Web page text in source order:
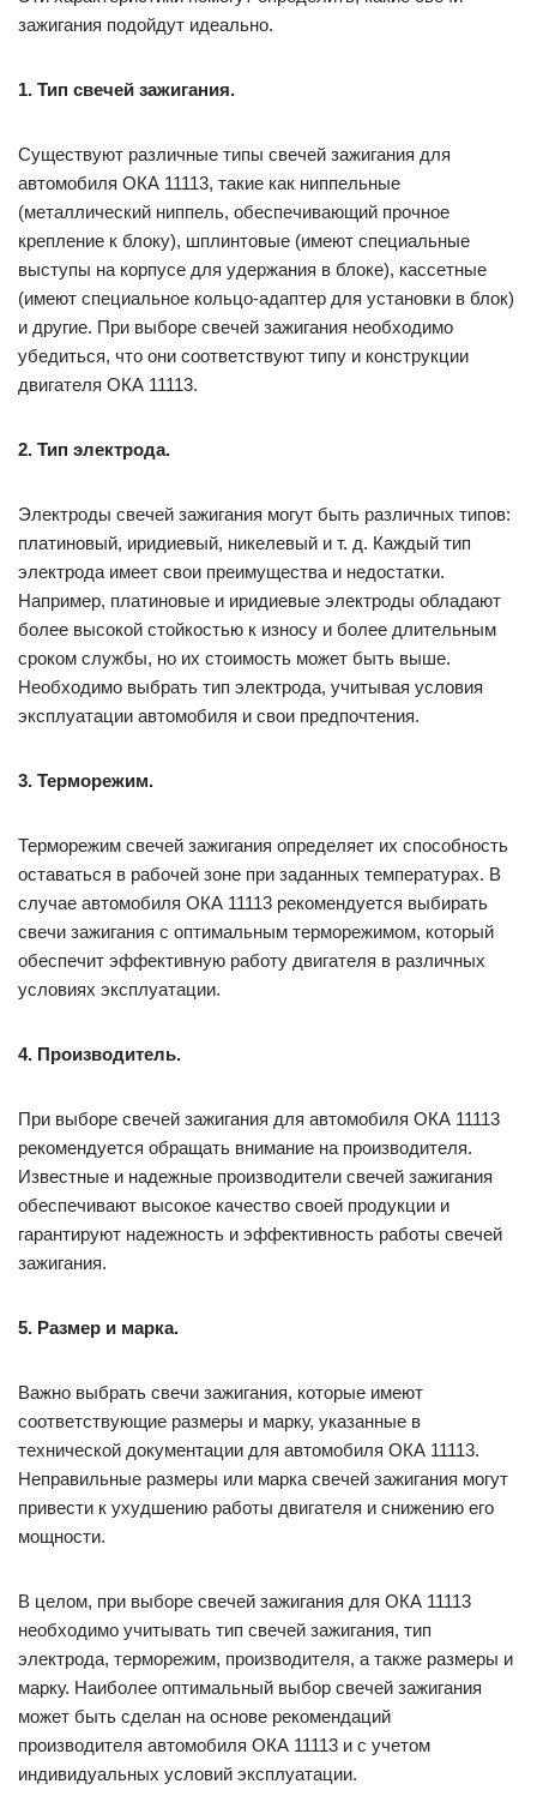
зажигания подойдут идеально.
1. Тип свечей зажигания.
Существуют различные типы свечей зажигания для
автомобиля ОКА 11113, такие как ниппельные
(металлический ниппель, обеспечивающий прочное
крепление к блоку), шплинтовые (имеют специальные
выступы на корпусе для удержания в блоке), кассетные
(имеют специальное кольцо-адаптер для установки в блок)
и другие. При выборе свечей зажигания необходимо
убедиться, что они соответствуют типу и конструкции
двигателя ОКА 11113.
2. Тип электрода.
Электроды свечей зажигания могут быть различных типов:
платиновый, иридиевый, никелевый и т. д. Каждый тип
электрода имеет свои преимущества и недостатки.
Например, платиновые и иридиевые электроды обладают
более высокой стойкостью к износу и более длительным
сроком службы, но их стоимость может быть выше.
Необходимо выбрать тип электрода, учитывая условия
эксплуатации автомобиля и свои предпочтения.
3. Терморежим.
Терморежим свечей зажигания определяет их способность
оставаться в рабочей зоне при заданных температурах. В
случае автомобиля ОКА 11113 рекомендуется выбирать
свечи зажигания с оптимальным терморежимом, который
обеспечит эффективную работу двигателя в различных
условиях эксплуатации.
4. Производитель.
При выборе свечей зажигания для автомобиля ОКА 11113
рекомендуется обращать внимание на производителя.
Известные и надежные производители свечей зажигания
обеспечивают высокое качество своей продукции и
гарантируют надежность и эффективность работы свечей
зажигания.
5. Размер и марка.
Важно выбрать свечи зажигания, которые имеют
соответствующие размеры и марку, указанные в
технической документации для автомобиля ОКА 11113.
Неправильные размеры или марка свечей зажигания могут
привести к ухудшению работы двигателя и снижению его
мощности.
В целом, при выборе свечей зажигания для ОКА 11113
необходимо учитывать тип свечей зажигания, тип
электрода, терморежим, производителя, а также размеры и
марку. Наиболее оптимальный выбор свечей зажигания
может быть сделан на основе рекомендаций
производителя автомобиля ОКА 11113 и с учетом
индивидуальных условий эксплуатации.